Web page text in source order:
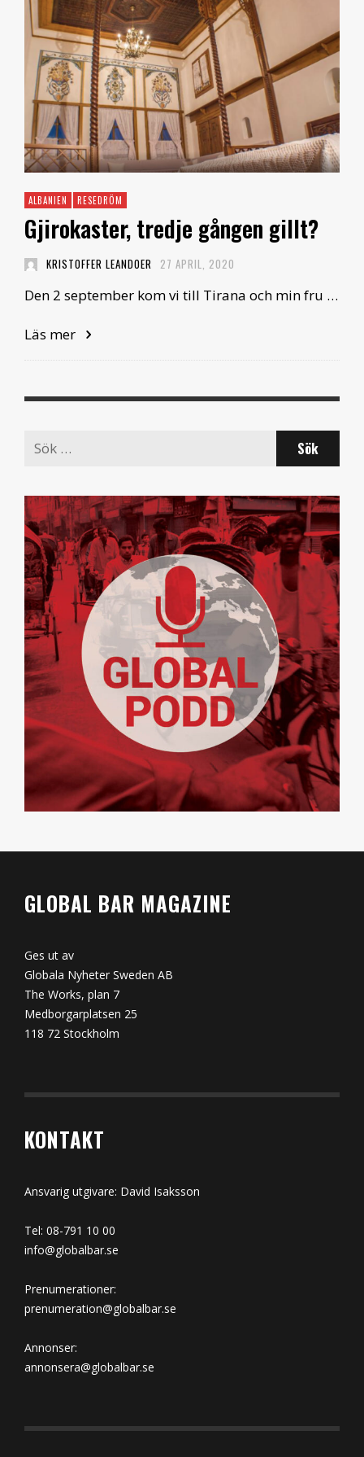
ALBANIEN RESEDRÖM
Gjirokaster, tredje gången gillt?
KRISTOFFER LEANDOER 27 APRIL, 2020
Den 2 september kom vi till Tirana och min fru …
Läs mer
Search
for:
GLOBAL BAR MAGAZINE
Ges ut av
Globala Nyheter Sweden AB
The Works, plan 7
Medborgarplatsen 25
118 72 Stockholm
KONTAKT
Ansvarig utgivare: David Isaksson
Tel: 08-791 10 00
info@globalbar.se
Prenumerationer:
prenumeration@globalbar.se
Annonser:
annonsera@globalbar.se